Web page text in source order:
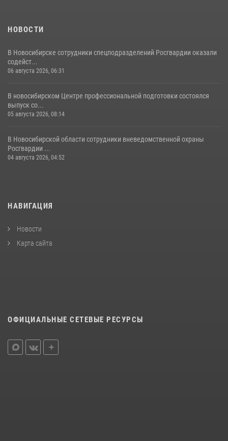
НОВОСТИ
В Новосибирске сотрудники спецподразделений Росгвардии оказали
содейст...
06 августа 2026, 06:31
В новосибирском Центре профессиональной подготовки состоялся
выпуск со...
05 августа 2026, 08:14
В Новосибирской области сотрудники вневедомственной охраны
Росгвардии ...
04 августа 2026, 04:52
НАВИГАЦИЯ
Новости
Карта сайта
ОФИЦИАЛЬНЫЕ СЕТЕВЫЕ РЕСУРСЫ